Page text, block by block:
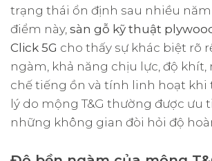
trạng thái ổn định sau nhiều năm
điểm này, sàn gỗ kỹ thuật
Click 5G cho thấy sự khác biệt rõ
ngàm, khả năng chịu lực, độ khít,
chế tiếng ồn và tính linh hoạt khi
lý do mộng T&G thường được ưu
những không gian đòi hỏi độ